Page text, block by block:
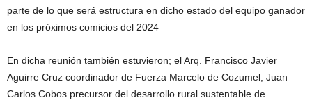
parte de lo que será estructura en dicho estado del equipo ganador
en los próximos comicios del 2024
En dicha reunión también estuvieron; el Arq. Francisco Javier
Aguirre Cruz coordinador de Fuerza Marcelo de Cozumel, Juan
Carlos Cobos precursor del desarrollo rural sustentable de